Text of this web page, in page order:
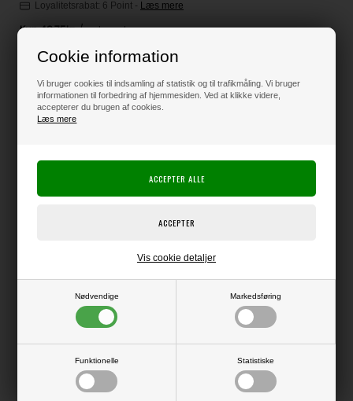
Cookie information
Vi bruger cookies til indsamling af statistik og til trafikmåling. Vi bruger
informationen til forbedring af hjemmesiden. Ved at klikke videre,
accepterer du brugen af cookies.
Læs mere
Nødvendige Markedsføring
Funktionelle Statistiske
Vis cookie detaljer
Loyalitetsrabat: 6 Point - Læs mere
195,00DKK
Klik her for pris inkl. fragt
Varen er på lager
Me & My Big Ideas
Tilbehør til Happy Planner
LÆS OG BLIV INSPIRERET